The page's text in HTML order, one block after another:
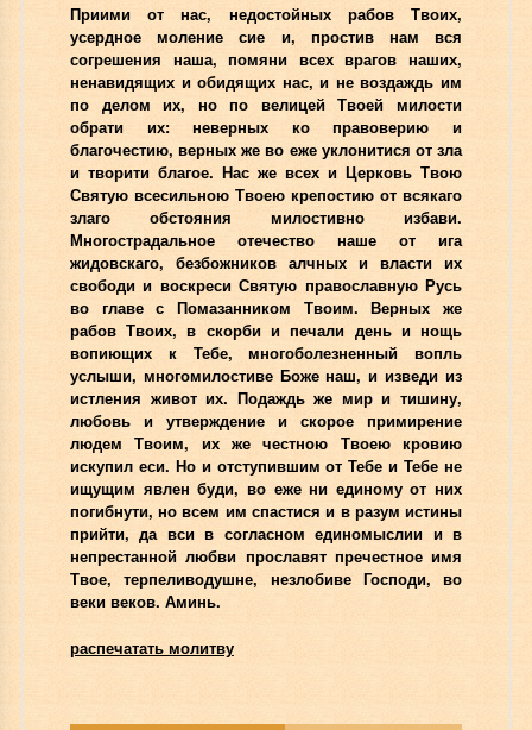
Приими от нас, недостойных рабов Твоих,
усердное моление сие и, простив нам вся
согрешения наша, помяни всех врагов наших,
ненавидящих и обидящих нас, и не воздаждь им
по делом их, но по велицей Твоей милости
обрати их: неверных ко правоверию и
благочестию, верных же во еже уклонитися от зла
и творити благое. Нас же всех и Церковь Твою
Святую всесильною Твоею крепостию от всякаго
злаго обстояния милостивно избави.
Многострадальное отечество наше от ига
жидовскаго, безбожников алчных и власти их
свободи и воскреси Святую православную Русь
во главе с Помазанником Твоим. Верных же
рабов Твоих, в скорби и печали день и нощь
вопиющих к Тебе, многоболезненный вопль
услыши, многомилостиве Боже наш, и изведи из
истления живот их. Подаждь же мир и тишину,
любовь и утверждение и скорое примирение
людем Твоим, их же честною Твоею кровию
искупил еси. Но и отступившим от Тебе и Тебе не
ищущим явлен буди, во еже ни единому от них
погибнути, но всем им спастися и в разум истины
прийти, да вси в согласном единомыслии и в
непрестанной любви прославят пречестное имя
Твое, терпеливодушне, незлобиве Господи, во
веки веков. Аминь.
распечатать молитву